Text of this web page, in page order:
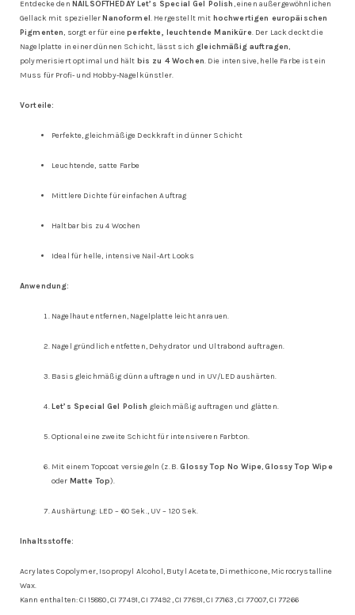
Entdecke den NAILSOFTHEDAY Let’s Special Gel Polish, einen außergewöhnlichen
Gellack mit speziellerNanoformel. Hergestellt mit hochwertigen europäischen
Pigmenten, sorgt er für eineperfekte, leuchtende Maniküre. Der Lack deckt die
Nagelplatte in einer dünnen Schicht, lässt sich gleichmäßig auftragen,
polymerisiert optimal und hält bis zu 4 Wochen. Die intensive, helle Farbe ist ein
Muss für Profi- und Hobby-Nagelkünstler.
Vorteile:
Perfekte, gleichmäßige Deckkraft in dünner Schicht
Leuchtende, satte Farbe
Mittlere Dichte für einfachen Auftrag
Haltbar bis zu 4 Wochen
Ideal für helle, intensive Nail-Art Looks
Anwendung:
Nagelhaut entfernen, Nagelplatte leicht anrauen.
Nagel gründlich entfetten, Dehydrator und Ultrabond auftragen.
Basis gleichmäßig dünn auftragen und in UV/LED aushärten.
Let’s Special Gel Polish gleichmäßig auftragen und glätten.
Optional eine zweite Schicht für intensiveren Farbton.
Mit einem Topcoat versiegeln (z. B.Glossy Top No Wipe,Glossy Top Wipe
oder Matte Top).
Aushärtung: LED – 60 Sek., UV – 120 Sek.
Inhaltsstoffe:
Acrylates Copolymer, Isopropyl Alcohol, Butyl Acetate, Dimethicone, Microcrystalline
Wax.
Kann enthalten: CI 15880, CI 77491, CI 77492, CI 77891, CI 77163, CI 77007, CI 77266